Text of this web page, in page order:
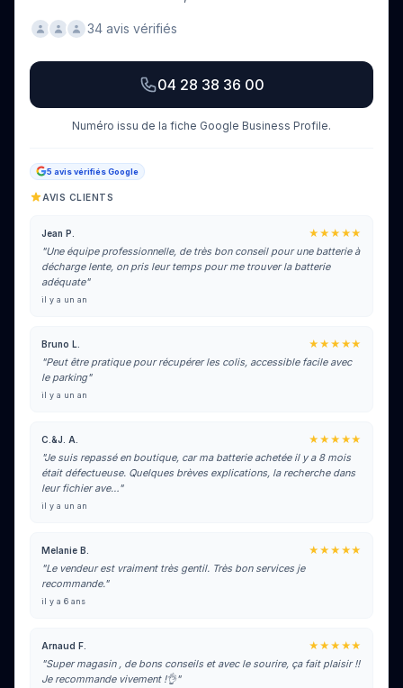
34 avis vérifiés
04 28 38 36 00
Numéro issu de la fiche Google Business Profile.
5 avis vérifiés Google
AVIS CLIENTS
Jean P.
★★★★★
"Une équipe professionnelle, de très bon conseil pour une batterie à
décharge lente, on pris leur temps pour me trouver la batterie
adéquate"
il y a un an
Bruno L.
★★★★★
"Peut être pratique pour récupérer les colis, accessible facile avec
le parking"
il y a un an
C.&J. A.
★★★★★
"Je suis repassé en boutique, car ma batterie achetée il y a 8 mois
était défectueuse. Quelques brèves explications, la recherche dans
leur fichier ave…"
il y a un an
Melanie B.
★★★★★
"Le vendeur est vraiment très gentil. Très bon services je
recommande."
il y a 6 ans
Arnaud F.
★★★★★
"Super magasin , de bons conseils et avec le sourire, ça fait plaisir !!
Je recommande vivement !👌"